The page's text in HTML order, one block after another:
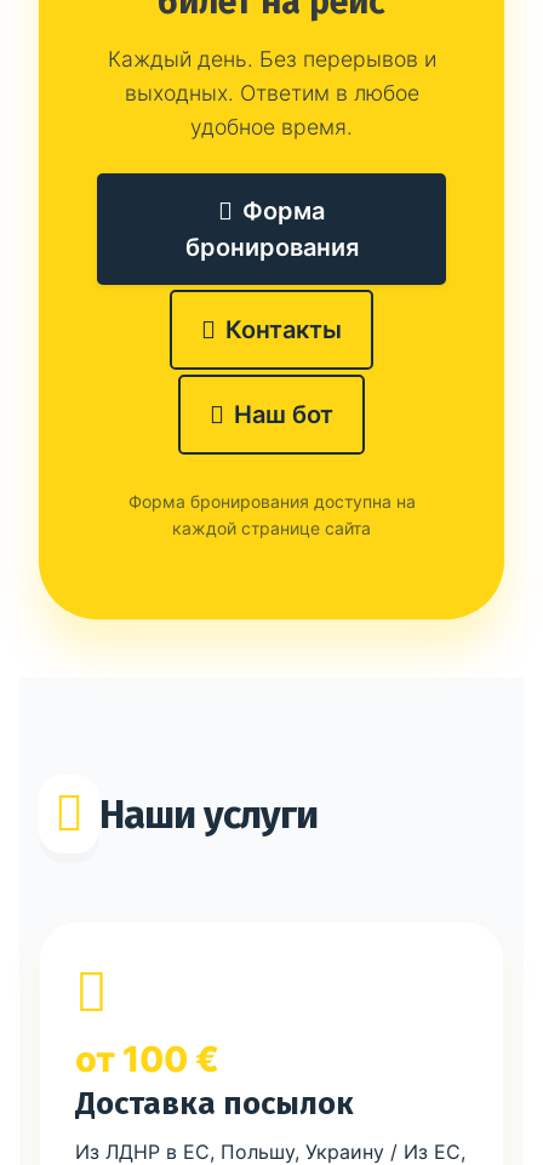
Каждый день. Без перерывов и
выходных. Ответим в любое
удобное время.
Форма
бронирования
Контакты
Наш бот
Форма бронирования доступна на
каждой странице сайта
Наши услуги
от 100 €
Доставка посылок
Из ЛДНР в ЕС, Польшу, Украину / Из ЕС,